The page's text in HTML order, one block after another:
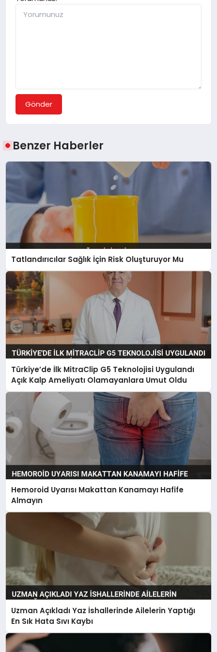
Gönder
Benzer Haberler
Tatlandırıcılar Sağlık İçin Risk Oluşturuyor Mu
Türkiye’de İlk MitraClip G5 Teknolojisi Uygulandı
Açık Kalp Ameliyatı Olamayanlara Umut Oldu
Hemoroid Uyarısı Makattan Kanamayı Hafife
Almayın
Uzman Açıkladı Yaz İshallerinde Ailelerin Yaptığı
En Sık Hata Sıvı Kaybı